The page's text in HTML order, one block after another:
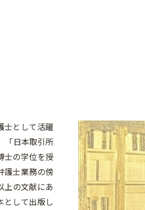
士として活躍
「日本取引所
士の学位を授
護士業務の傍
上の文献にあ
として出版し